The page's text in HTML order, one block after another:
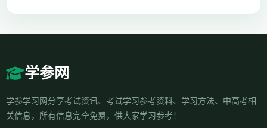
学参网
学参学习网分享考试资讯、考试学习参考资料、学习方法、中高考相
关信息，所有信息完全免费，供大家学习参考！